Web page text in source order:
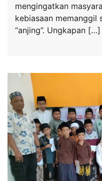
mengingatkan
kebiasaan memanggil
“anjing”. Ungkapan […]